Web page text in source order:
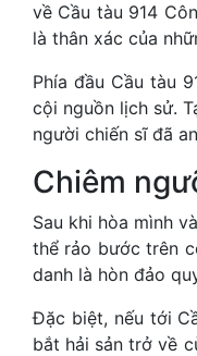
về Cầu tàu 914
là thân xác của
Phía đầu Cầu tàu
cội nguồn lịch sử.
người chiến sĩ đã
Chiêm
Sau khi hòa mình
thể rảo bước trên
danh là hòn đảo
Đặc biệt, nếu tới
bắt hải sản trở về